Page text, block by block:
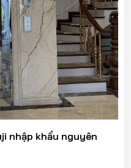
nhập khẩu nguyên